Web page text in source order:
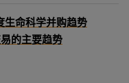
生命科学并购趋势
的主要趋势